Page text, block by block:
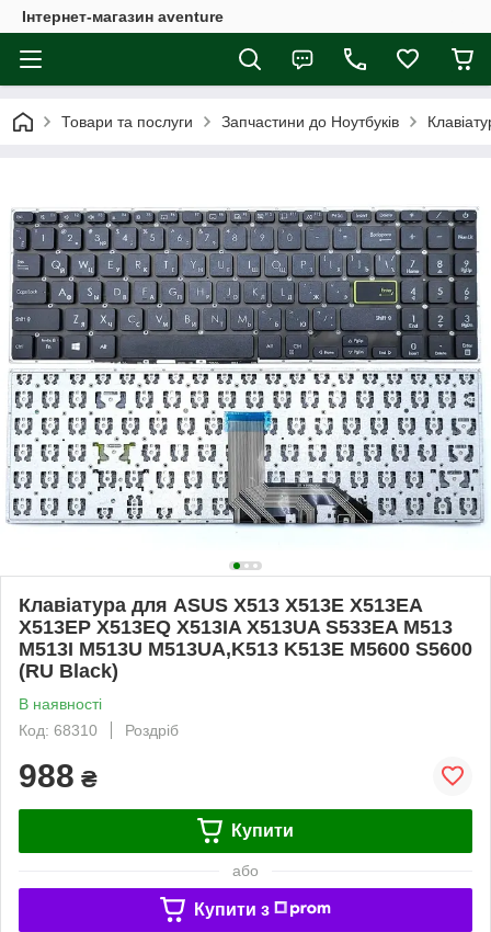
Інтернет-магазин aventure
Товари та послуги Запчастини до Ноутбуків
Клавіатура для ASUS X513 X513E X513EA
X513EP X513EQ X513IA X513UA S533EA M513
M513I M513U M513UA,K513 K513E M5600 S5600
(RU Black)
В наявності
Код: 68310
Роздріб
988 ₴
Купити
або
Купити з